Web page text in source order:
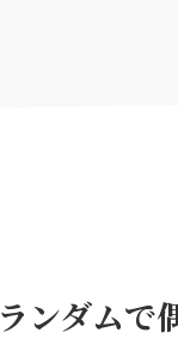
ランダムで